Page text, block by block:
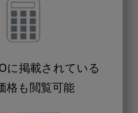
に掲載されている
格も閲覧可能